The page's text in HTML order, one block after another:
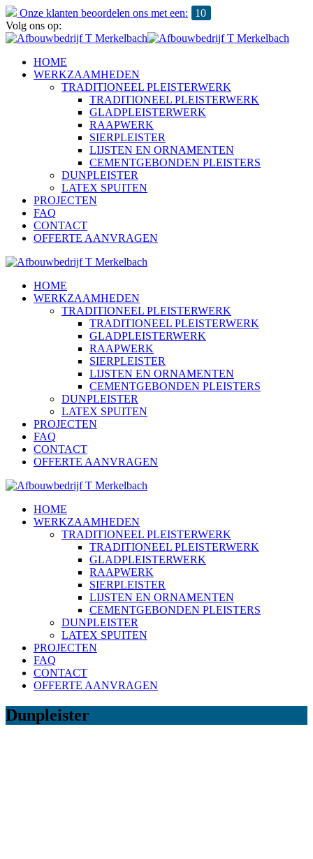
Onze klanten beoordelen ons met een:
10
Volg ons op:
HOME
WERKZAAMHEDEN
TRADITIONEEL PLEISTERWERK
TRADITIONEEL PLEISTERWERK
GLADPLEISTERWERK
RAAPWERK
SIERPLEISTER
LIJSTEN EN ORNAMENTEN
CEMENTGEBONDEN PLEISTERS
DUNPLEISTER
LATEX SPUITEN
PROJECTEN
FAQ
CONTACT
OFFERTE AANVRAGEN
HOME
WERKZAAMHEDEN
TRADITIONEEL PLEISTERWERK
TRADITIONEEL PLEISTERWERK
GLADPLEISTERWERK
RAAPWERK
SIERPLEISTER
LIJSTEN EN ORNAMENTEN
CEMENTGEBONDEN PLEISTERS
DUNPLEISTER
LATEX SPUITEN
PROJECTEN
FAQ
CONTACT
OFFERTE AANVRAGEN
HOME
WERKZAAMHEDEN
TRADITIONEEL PLEISTERWERK
TRADITIONEEL PLEISTERWERK
GLADPLEISTERWERK
RAAPWERK
SIERPLEISTER
LIJSTEN EN ORNAMENTEN
CEMENTGEBONDEN PLEISTERS
DUNPLEISTER
LATEX SPUITEN
PROJECTEN
FAQ
CONTACT
OFFERTE AANVRAGEN
Dunpleister